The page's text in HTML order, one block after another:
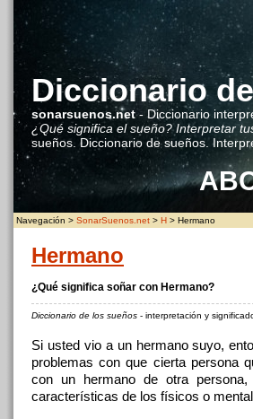
Diccionario
sonarsuenos.net- Diccionario
¿Qué significa el sueño? Interpretar
sueños. Diccionario de sueños.
AB
Navegación > SonarSuenos.net > H > Hermano
Hermano
¿Qué significa soñar con Hermano?
Diccionario de los sueños - interpretación y
Si usted vio a un hermano suyo,
problemas con que cierta persona
con un hermano de otra
características de los físicos o